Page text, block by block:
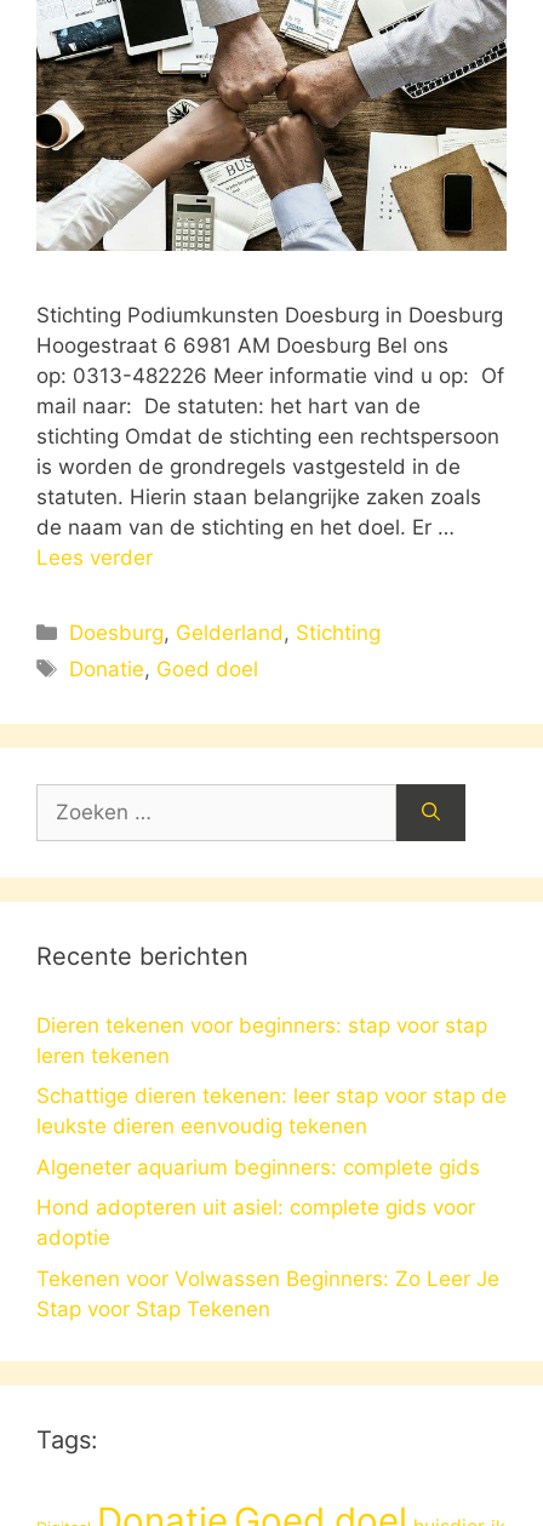
Stichting Podiumkunsten Doesburg in Doesburg
Hoogestraat 6 6981 AM Doesburg Bel ons
op: 0313-482226 Meer informatie vind u op: Of
mail naar: De statuten: het hart van de
stichting Omdat de stichting een rechtspersoon
is worden de grondregels vastgesteld in de
statuten. Hierin staan belangrijke zaken zoals
de naam van de stichting en het doel. Er …
Lees verder
Categorieën
Doesburg, Gelderland , Stichting
Tags
Donatie, Goed doel
naar:
Recente berichten
Dieren tekenen voor beginners: stap voor stap
leren tekenen
Schattige dieren tekenen: leer stap voor stap de
leukste dieren eenvoudig tekenen
Algeneter aquarium beginners: complete gids
Hond adopteren uit asiel: complete gids voor
adoptie
Tekenen voor Volwassen Beginners: Zo Leer Je
Stap voor Stap Tekenen
Tags: